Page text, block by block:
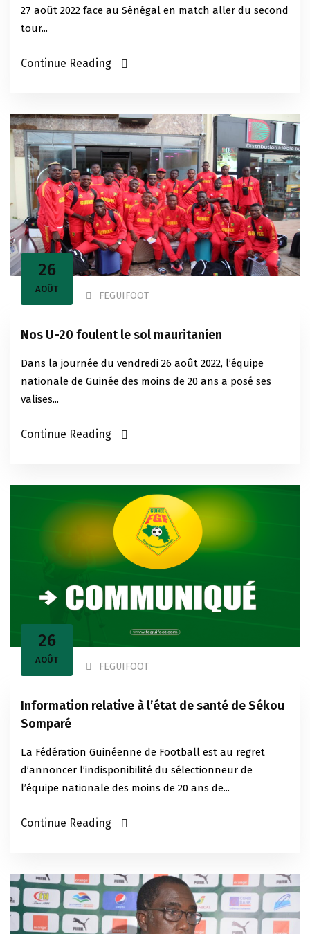
27 août 2022 face au Sénégal en match aller du second
tour...
Continue Reading
26
AOÛT
FEGUIFOOT
Nos U-20 foulent le sol mauritanien
Dans la journée du vendredi 26 août 2022, l’équipe
nationale de Guinée des moins de 20 ans a posé ses
valises...
Continue Reading
26
AOÛT
FEGUIFOOT
Information relative à l’état de santé de Sékou
Somparé
La Fédération Guinéenne de Football est au regret
d’annoncer l’indisponibilité du sélectionneur de
l’équipe nationale des moins de 20 ans de...
Continue Reading